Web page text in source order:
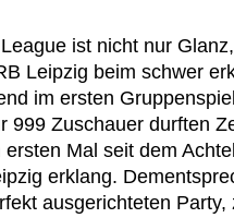
ist nicht nur
Leipzig beim schwer
im ersten
999 Zuschauer durften
ersten Mal seit dem
erklang.
ausgerichteten